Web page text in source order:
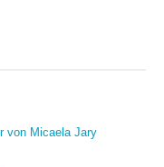
von Micaela Jary